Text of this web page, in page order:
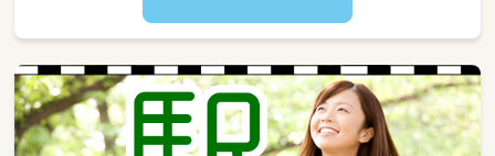
※負担の大きい書類の作成や、主担当としての
業務はございません。子どもたちに寄り添っ
て、楽しく笑顔で見守っていただくのが一番の
お仕事です